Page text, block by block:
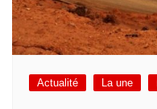
Actualité La une